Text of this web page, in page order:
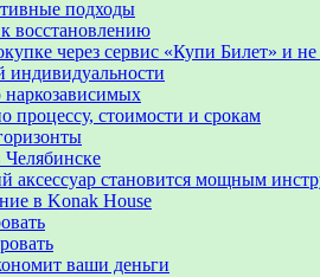
подходы
восстановлению
через сервис «Купи Билет» и не
индивидуальности
процессу, стоимости и срокам
аксессуар становится мощным
в Konak House
ваши деньги